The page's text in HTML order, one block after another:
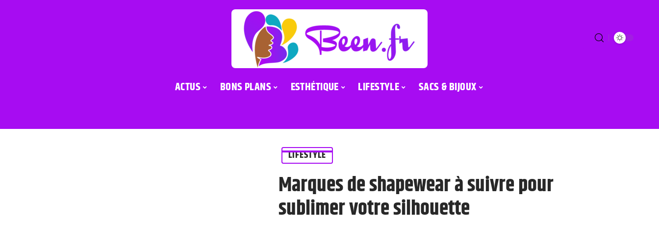
ACTUS BONS PLANS ESTHÉTIQUE LIFESTYLE SACS & BIJOUX
LIFESTYLE
Marques de shapewear à suivre pour
sublimer votre silhouette